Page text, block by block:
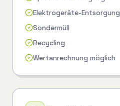
Elektrogeräte-Entsorgung
Sondermüll
Recycling
Wertanrechnung möglich